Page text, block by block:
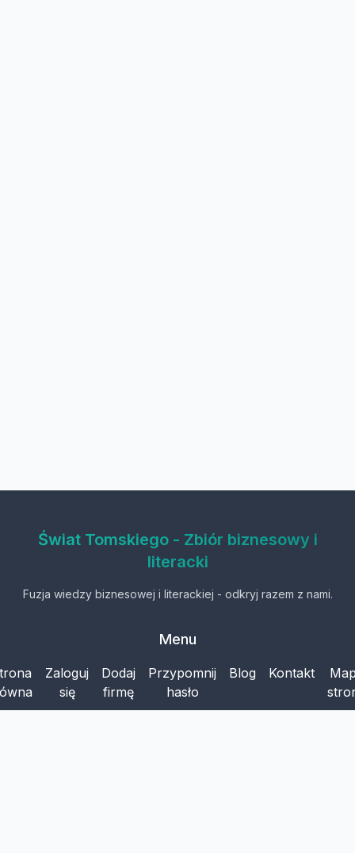
Świat Tomskiego - Zbiór biznesowy i
literacki
Fuzja wiedzy biznesowej i literackiej - odkryj razem z nami.
Menu
Zaloguj
się
Dodaj
firmę
Przypomnij
hasło
Blog Kontakt